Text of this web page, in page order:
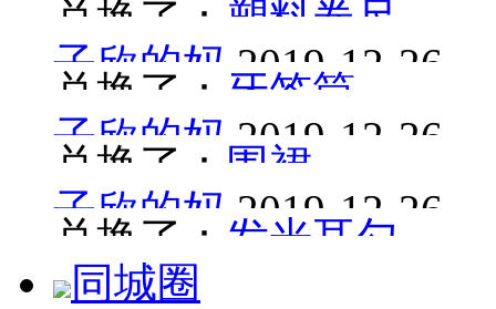
兑换了： 塑料卷尺
子欣的妈 2019-12-26
兑换了： 牙签筒
子欣的妈 2019-12-26
兑换了： 围裙
子欣的妈 2019-12-26
兑换了： 发光耳勺
同城圈